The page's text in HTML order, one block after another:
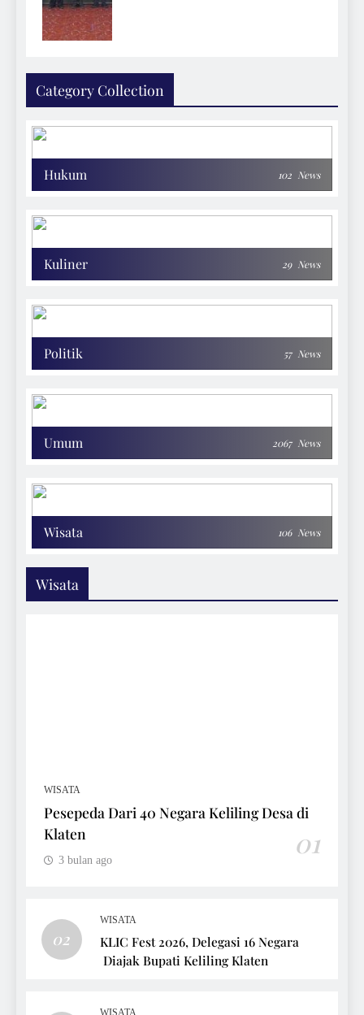
Category Collection
Hukum 102 News
Kuliner 29 News
Politik 57 News
Umum 2067 News
Wisata 106 News
Wisata
WISATA
Pesepeda Dari 40 Negara Keliling Desa di
Klaten
01
3 bulan ago
02
WISATA
KLIC Fest 2026, Delegasi 16 Negara
Diajak Bupati Keliling Klaten